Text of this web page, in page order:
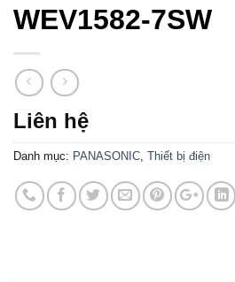
WEV1582-7SW
Liên hệ
Danh mục: PANASONIC, Thiết bị điện